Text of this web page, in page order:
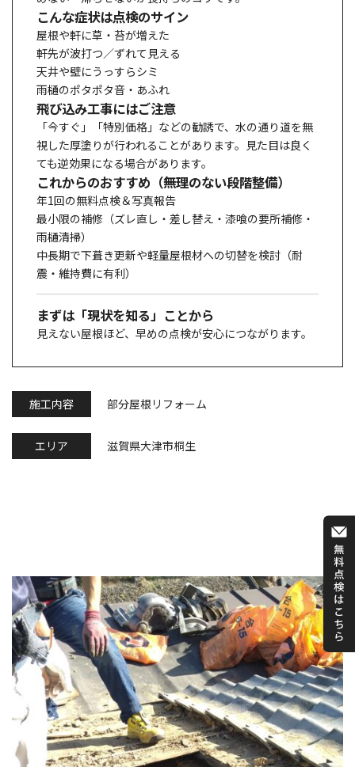
こんな症状は点検のサイン
屋根や軒に草・苔が増えた
軒先が波打つ／ずれて見える
天井や壁にうっすらシミ
雨樋のポタポタ音・あふれ
飛び込み工事にはご注意
「今すぐ」「特別価格」などの勧誘で、 水の通り道を無
視した厚塗りが行われることがあります。見た目は良く
ても逆効果になる場合があります。
これからのおすすめ（無理のない段階整備）
年1回の無料点検＆写真報告
最小限の補修 （ズレ直し・差し替え・漆喰の要所補修・
雨樋清掃）
中長期で下葺き更新や軽量屋根材への切替を検討（耐
震・維持費に有利）
まずは「現状を知る」ことから
見えない屋根ほど、 早めの点検が安心につながります。
施工内容 部分屋根リフォーム
エリア 滋賀県大津市桐生